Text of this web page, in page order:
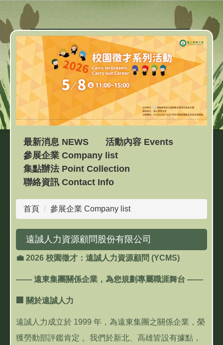
跳
到
主
要
內
容
區
最新消息 NEWS
活動內容 Events
參展企業 Company list
集點辦法 Point Collection
聯絡資訊 Contact Info
首頁 參展企業 Company list
遠誠人力資源顧問股份有限公司
💼 2026 校園徵才：遠誠人力資源顧問 (YCMS)
—— 遠東集團關係企業，為您規劃專屬職涯舞台 ——
關於遠誠人力
遠誠人力成立於 1999 年，為遠東集團之關係企業，榮
獲勞動部評鑑肯定 。我們於新北、高雄皆設有據點，